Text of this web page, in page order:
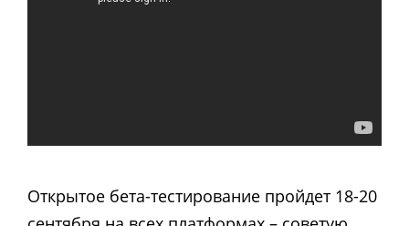
Открытое бета-тестирование пройдет 18-20